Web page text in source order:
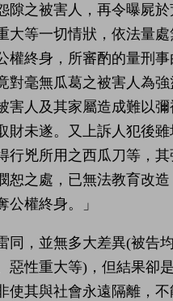
隙之被害人，再令曝屍
等一切情狀，依法量
權終身，所審酌的量刑
對毫無瓜葛之被害人為
人及其家屬造成難以
財未遂。又上訴人犯後
行兇所用之西瓜刀等，
之處，已無法教育改
公權終身。」
同，並無多大差異(被告
性重大等)，但結果卻
使其與社會永遠隔離，